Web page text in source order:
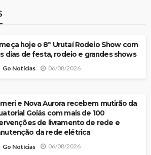
hoje o 8º Urutaí Rodeio Show com
dias de festa, rodeio e grandes shows
Go Notícias 06/08/2026
e Nova Aurora recebem mutirão da
Goiás com mais de 100
de livramento de rede e
da rede elétrica
Go Notícias 06/08/2026